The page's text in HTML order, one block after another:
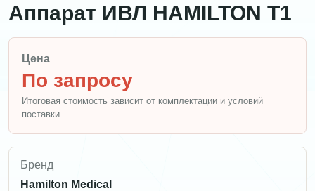
Аппарат ИВЛ HAMILTON T1
Цена
По запросу
Итоговая стоимость зависит от комплектации и условий
поставки.
Бренд
Hamilton Medical